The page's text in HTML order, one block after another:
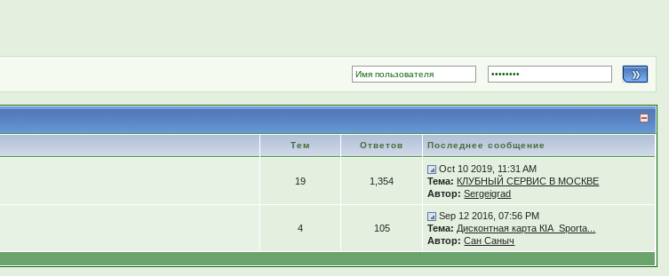
Тем Ответов Последнее сообщение
19 1,354
Oct 10 2019, 11:31 AM
Тема: КЛУБНЫЙ СЕРВИС В МОСКВЕ
Автор: Sergeigrad
4 105
Sep 12 2016, 07:56 PM
Тема: Дисконтная карта КIA_Sporta...
Автор: Сан Саныч